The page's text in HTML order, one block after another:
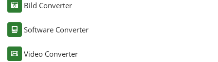
Bild Converter
Software Converter
Video Converter